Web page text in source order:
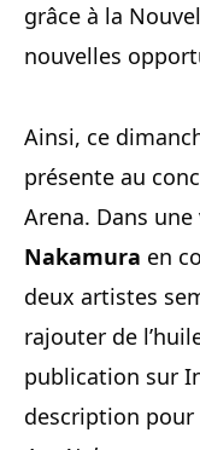
grâce à la
nouvelles
Ainsi, ce
présente au
Arena. Dans
Nakamura en
deux artistes
rajouter de
publication sur
description